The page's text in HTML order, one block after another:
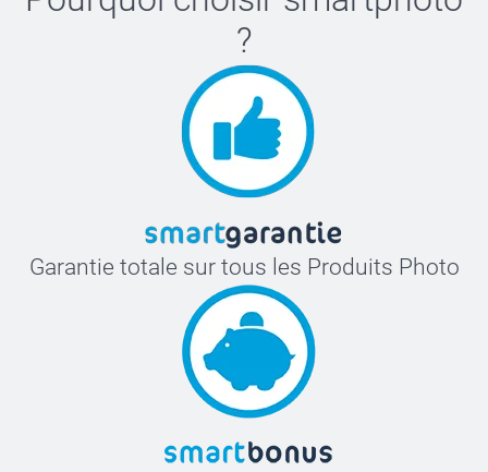
?
Garantie totale sur tous les Produits Photo